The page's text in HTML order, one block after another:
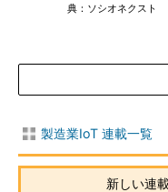
典：ソシオネクスト
製造業IoT 連載一覧
新しい連